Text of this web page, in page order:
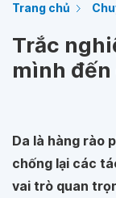
Trang chủ
Trắc
mình đến
Da là hàng rào
chống lại các
vai trò quan